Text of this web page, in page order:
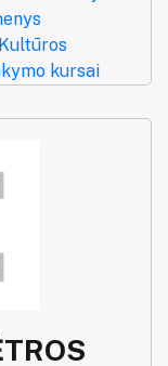
Kultūros
kursai